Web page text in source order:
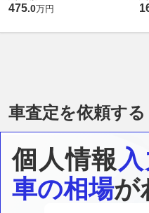
475.0万円
車査定を依頼する
個人情報
車の相場が